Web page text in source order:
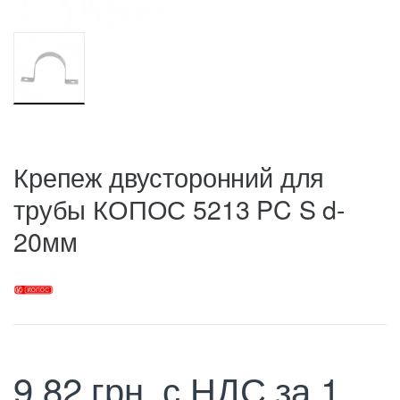
Крепеж двусторонний для
трубы КОПОС 5213 PC S d-
20мм
9,82 грн. с НДС за 1